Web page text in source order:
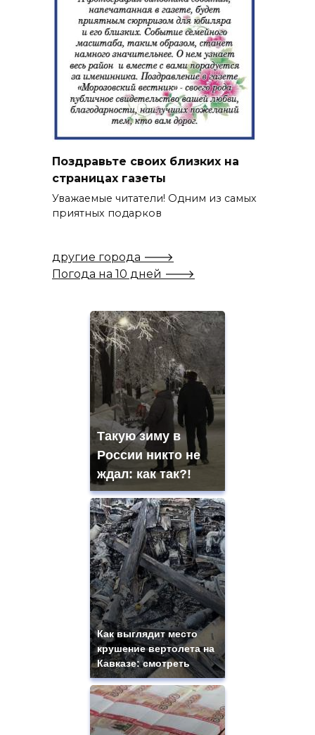
Поздравьте своих близких на
страницах газеты
Уважаемые читатели! Одним из самых
приятных подарков
другие города 🡒
Погода на 10 дней 🡒
Такую зиму в
России никто не
ждал: как так?!
Как выглядит место
крушение вертолета на
Кавказе: смотреть